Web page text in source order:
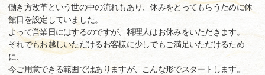
働き方改革という世の中の流れもあり、休みをとってもらうために休
館日を設定していました。
よって営業日にはするのですが、料理人はお休みをいただきます。
それでもお越しいただけるお客様に少しでもご満足いただけるため
に、
今ご用意できる範囲ではありますが、こんな形でスタートします。